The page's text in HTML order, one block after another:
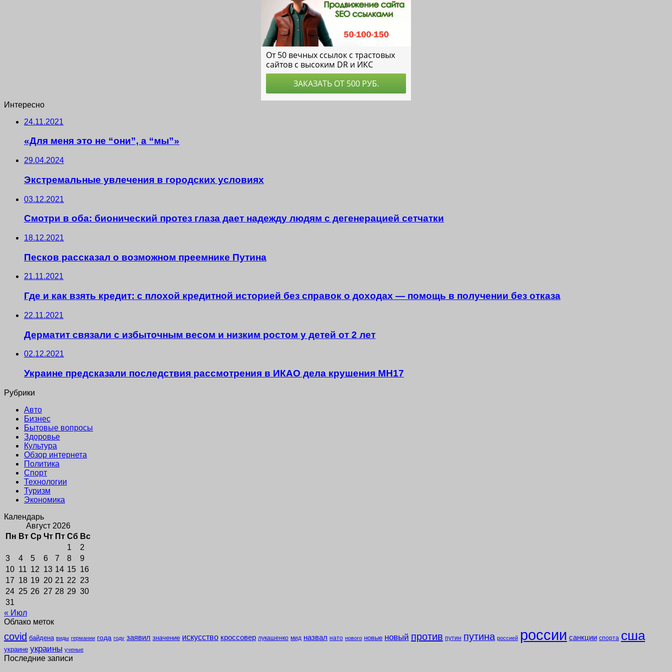
Интересно
24.11.2021
«Для меня это не “они”, а “мы”»
29.04.2024
Экстремальные увлечения в городских условиях
03.12.2021
Смотри в оба: бионический протез глаза дает надежду людям с дегенерацией сетчатки
18.12.2021
Песков рассказал о возможном преемнике Путина
21.11.2021
Где и как взять кредит: с плохой кредитной историей без справок о доходах — помощь в получении без отказа
22.11.2021
Дерматит связали с избыточным весом и низким ростом у детей от 2 лет
02.12.2021
Украине предсказали последствия рассмотрения в ИКАО дела крушения MH17
Рубрики
Авто
Бизнес
Бытовые вопросы
Здоровье
Культура
Обзор интернета
Политика
Спорт
Технологии
Туризм
Экономика
Календарь
Август 2026
Пн Вт Ср Чт Пт Сб Вс
1
2
3
4 5 6 7 8
9
10 11 12 13 14 15 16
17 18 19 20 21 22 23
24 25 26 27 28 29 30
31
« Июл
Облако меток
covid байдена виды германии года году заявил значение искусство кроссовер лукашенко мид назвал нато нового новые новый против путин путина россией россии санкции спорта сша
украине украины ученые
Последние записи